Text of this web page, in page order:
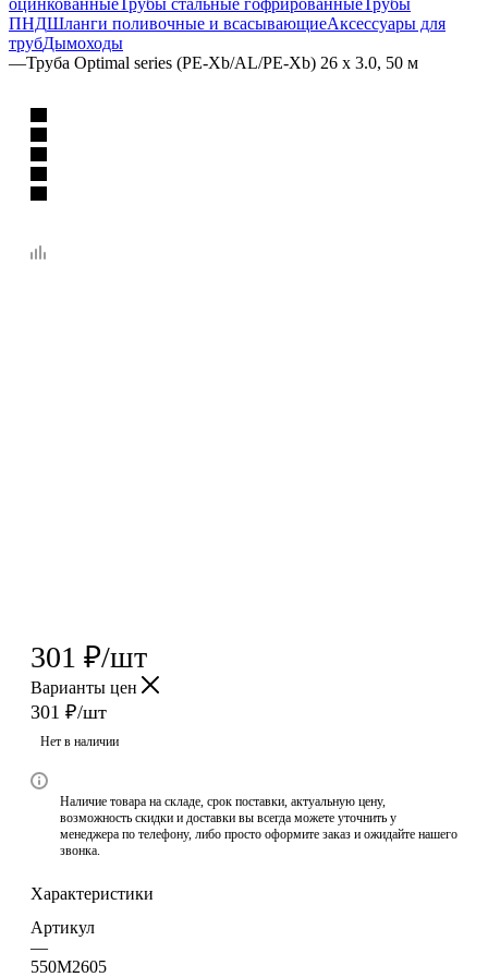
ПНДШланги поливочные и всасывающиеАксессуары для
трубДымоходы
—Труба Optimal series (PE-Xb/AL/PE-Xb) 26 x 3.0, 50 м
301 ₽/шт
Варианты цен
301 ₽/шт
Нет в наличии
Наличие товара на складе, срок поставки, актуальную цену,
возможность скидки и доставки вы всегда можете уточнить у
менеджера по телефону, либо просто оформите заказ и ожидайте нашего
звонка.
Характеристики
Артикул
—
550M2605